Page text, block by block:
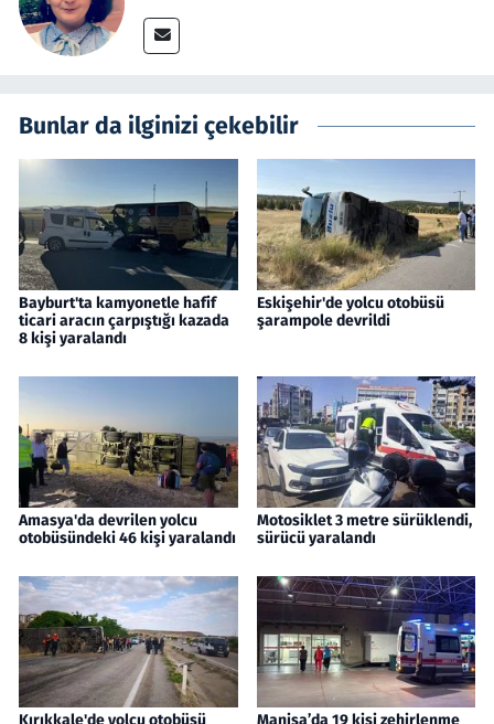
Bunlar da ilginizi çekebilir
Bayburt'ta kamyonetle hafif
ticari aracın çarpıştığı kazada
8 kişi yaralandı
Eskişehir'de yolcu otobüsü
şarampole devrildi
Amasya'da devrilen yolcu
otobüsündeki 46 kişi yaralandı
Motosiklet 3 metre sürüklendi,
sürücü yaralandı